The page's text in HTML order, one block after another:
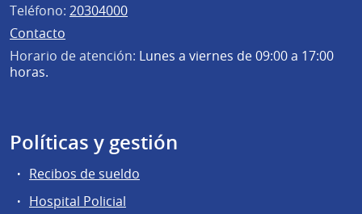
Teléfono: 20304000
Contacto
Horario de atención: Lunes a viernes de 09:00 a 17:00
horas.
Políticas y gestión
Recibos de sueldo
Hospital Policial